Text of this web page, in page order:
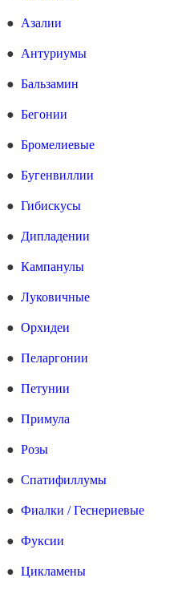
Азалии
Антуриумы
Бальзамин
Бегонии
Бромелиевые
Бугенвиллии
Гибискусы
Дипладении
Кампанулы
Луковичные
Орхидеи
Пеларгонии
Петунии
Примула
Розы
Спатифиллумы
Фиалки / Геснериевые
Фуксии
Цикламены